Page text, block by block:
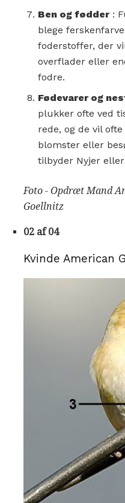
Ben og fødder:
blege
foderstoffer, der
overflader eller
fodre.
Fødevarer og
plukker ofte ved
rede, og de vil
blomster eller
tilbyder Nyjer
Foto - Opdræt Mand
Goellnitz
02 af 04
Kvinde American